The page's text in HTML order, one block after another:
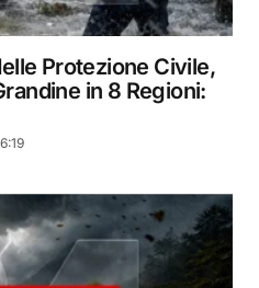
Protezione Civile,
in 8 Regioni: